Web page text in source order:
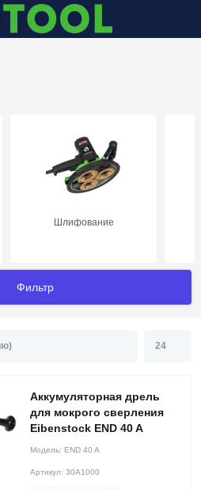
Шлифование
Фильтр
Аккумуляторная дрель
для мокрого сверления
Eibenstock END 40 A
Модель: END 40 A
Артикул: 30A1000